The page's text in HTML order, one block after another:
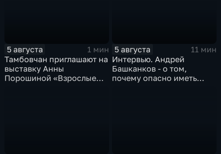
5 августа
1 мин
Тамбовчан приглашают на
выставку Анны
Порошиной «Взрослые
5 августа
11 мин
Интервью. Андрей
Башканков - о том,
почему опасно иметь